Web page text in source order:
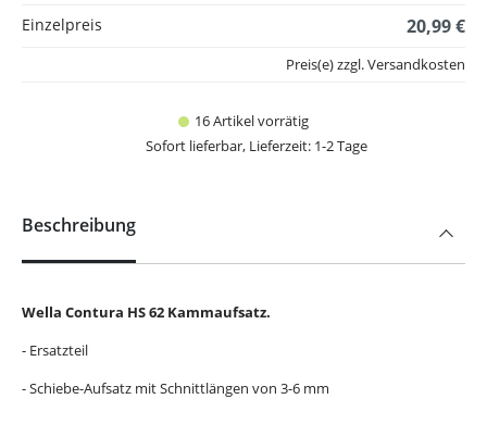
Einzelpreis
20,99 €
16 Artikel vorrätig
Sofort lieferbar, Lieferzeit: 1-2 Tage
Preis(e) zzgl. Versandkosten
Beschreibung
Wella Contura HS 62 Kammaufsatz.
- Ersatzteil
- Schiebe-Aufsatz mit Schnittlängen von 3-6 mm